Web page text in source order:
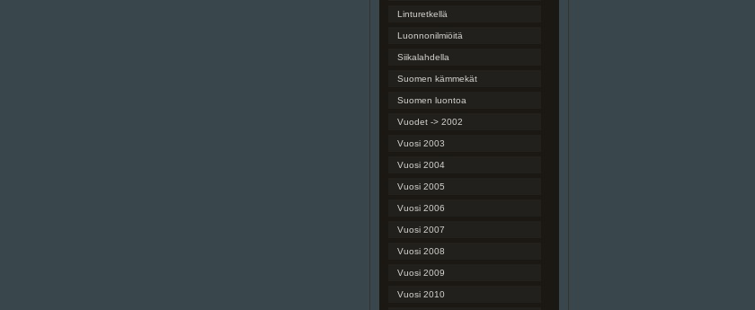
Linturetkellä
Luonnonilmiöitä
Siikalahdella
Suomen kämmekät
Suomen luontoa
Vuodet -> 2002
Vuosi 2003
Vuosi 2004
Vuosi 2005
Vuosi 2006
Vuosi 2007
Vuosi 2008
Vuosi 2009
Vuosi 2010